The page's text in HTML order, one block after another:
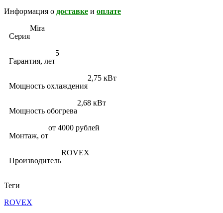
Информация о доставке и оплате
Серия
Mira
Гарантия, лет
5
Мощность охлаждения
2,75 кВт
Мощность обогрева
2,68 кВт
Монтаж, от
от 4000 рублей
Производитель
ROVEX
Теги
ROVEX